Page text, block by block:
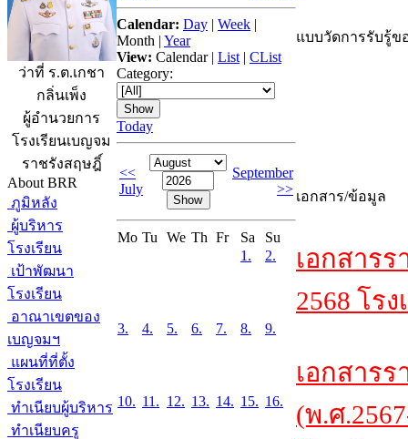
ว่าที่ ร.ต.เกชา
กลิ่นเพ็ง
ผู้อำนวยการ
โรงเรียนเบญจม
ราชรังสฤษฎิ์
About BRR
ภูมิหลัง
ผู้บริหาร
โรงเรียน
เป้าพัฒนา
โรงเรียน
อาณาเขตของ
เบญจมฯ
แผนที่ที่ตั้ง
โรงเรียน
ทำเนียบผู้บริหาร
ทำเนียบครู
Calendar: Day | Week |
Month | Year
View: Calendar| List | CList
Category:
Today
<<
July
September
>>
Mo Tu We Th Fr Sa
Su
1.
2.
3. 4. 5. 6. 7. 8. 9.
10. 11. 12. 13. 14. 15. 16.
แบบวัดการรับรู้ข
เอกสาร/ข้อมูล
เอกสาร
2568 โร
เอกสาร
(พ.ศ